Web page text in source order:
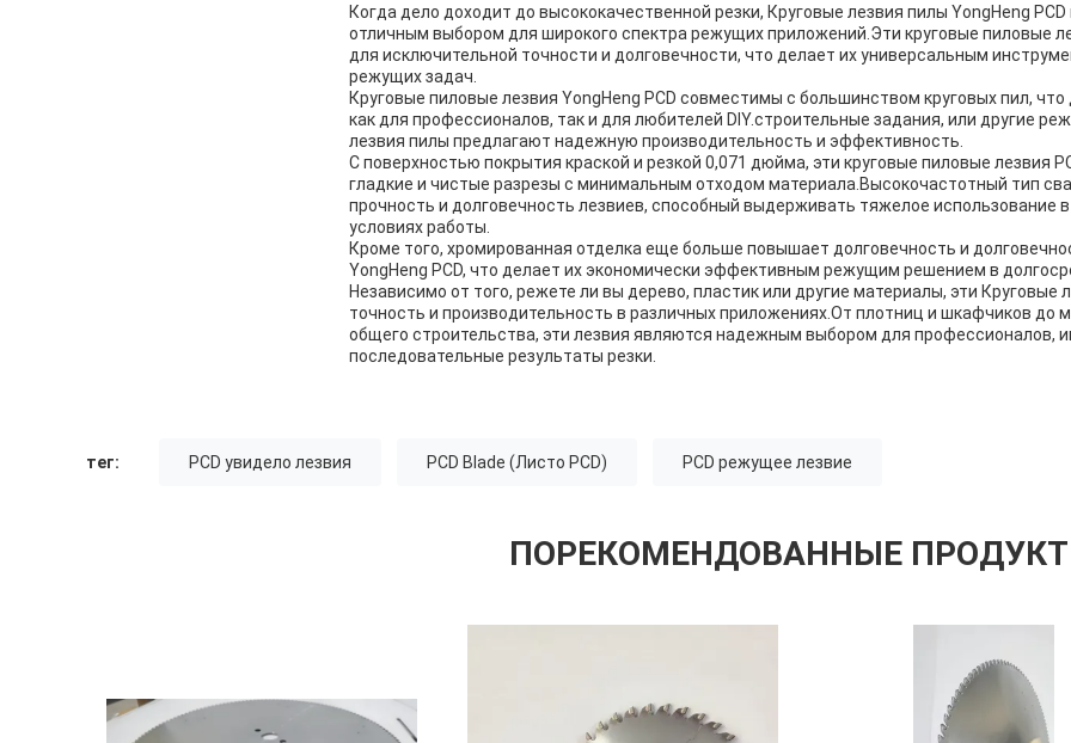
Когда дело доходит до высококачественной резки, Круговые лезвия пилы YongHeng
отличным выбором для широкого спектра режущих приложений.Эти круговые пиловые
для исключительной точности и долговечности, что делает их универсальным
режущих задач.
Круговые пиловые лезвия YongHeng PCD совместимы с большинством круговых пил,
как для профессионалов, так и для любителей DIY.строительные задания, или другие
лезвия пилы предлагают надежную производительность и эффективность.
С поверхностью покрытия краской и резкой 0,071 дюйма, эти круговые пиловые лезвия
гладкие и чистые разрезы с минимальным отходом материала.Высокочастотный тип
прочность и долговечность лезвиев, способный выдерживать тяжелое использование
условиях работы.
Кроме того, хромированная отделка еще больше повышает долговечность и
YongHeng PCD, что делает их экономически эффективным режущим решением в
Независимо от того, режете ли вы дерево, пластик или другие материалы, эти Круговые
точность и производительность в различных приложениях.От плотниц и шкафчиков до
общего строительства, эти лезвия являются надежным выбором для профессионалов,
последовательные результаты резки.
тег: PCD увидело лезвия PCD Blade (Листо PCD) PCD режущее лезвие
ПОРЕКОМЕНДОВАННЫЕ